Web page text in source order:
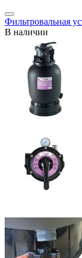
Фильтровальная
В наличии